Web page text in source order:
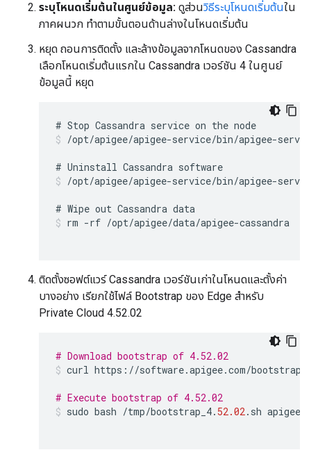
ระบุโหนดเริ่มต้นในศูนย์ข้อมูล: ดูส่วนวิธีระบุโหนดเริ่มต้นใน
ภาคผนวก ทำตามขั้นตอนด้านล่างในโหนดเริ่มต้น
หยุด ถอนการติดตั้ง และล้างข้อมูลจากโหนดของ Cassandra
เลือกโหนดเริ่มต้นแรกใน Cassandra เวอร์ชัน 4 ในศูนย์
ข้อมูลนี้ หยุด
/opt/apigee/apigee-service/bin/apigee-
/opt/apigee/apigee-service/bin/apigee-
rm -rf /opt/apigee/data/apigee-cassandra
ติดตั้งซอฟต์แวร์ Cassandra เวอร์ชันเก่าในโหนดและตั้งค่า
บางอย่าง เรียกใช้ไฟล์ Bootstrap ของ Edge สำหรับ
Private Cloud 4.52.02
# Download bootstrap of 4.52.02
curl https : //software.apigee.com/
# Execute bootstrap of 4.52.02
sudo bash /tmp/bootstrap_4. 52.02. sh